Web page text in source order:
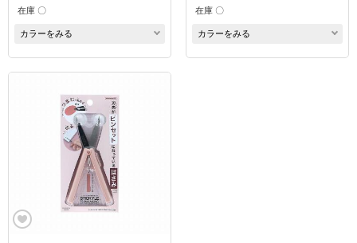
在庫 〇
カラーをみる
在庫 〇
カラーをみる